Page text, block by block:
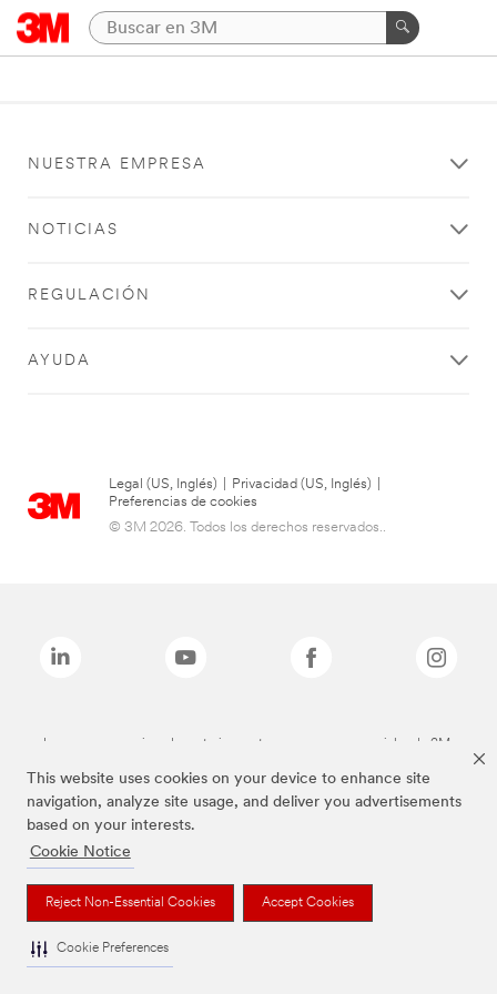
This website uses cookies on your device to enhance site
navigation, analyze site usage, and deliver you advertisements
based on your interests.
Cookie Notice
Reject Non-Essential Cookies Accept Cookies
Cookie Preferences
NUESTRA EMPRESA
NOTICIAS
REGULACIÓN
AYUDA
Legal (US, Inglés) Privacidad (US, Inglés)
Preferencias de cookies
© 3M 2026. Todos los derechos reservados..
Las marcas mencionadas anteriormente son marcas comerciales de 3M.